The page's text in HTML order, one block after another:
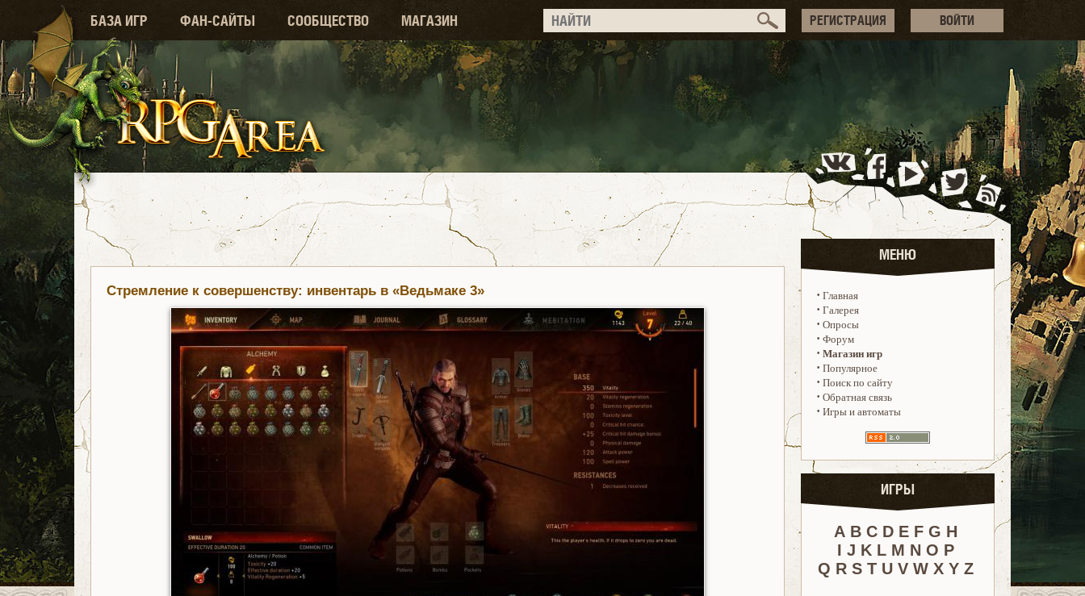
БАЗА ИГР ФАН-САЙТЫ СООБЩЕСТВО МАГАЗИН РЕГИСТРАЦИЯ ВОЙТИ
Стремление к совершенству: инвентарь в «Ведьмаке 3»
МЕНЮ
· Главная
· Галерея
· Опросы
· Форум
· Магазин игр
· Популярное
· Поиск по сайту
· Обратная связь
· Игры и автоматы
ИГРЫ
A B C D E F G H
I J K L M N O P
Q R S T U V W X Y Z